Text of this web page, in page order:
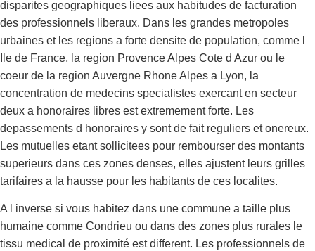
disparites geographiques liees aux habitudes de facturation
des professionnels liberaux. Dans les grandes metropoles
urbaines et les regions a forte densite de population, comme l
Ile de France, la region Provence Alpes Cote d Azur ou le
coeur de la region Auvergne Rhone Alpes a Lyon, la
concentration de medecins specialistes exercant en secteur
deux a honoraires libres est extremement forte. Les
depassements d honoraires y sont de fait reguliers et onereux.
Les mutuelles etant sollicitees pour rembourser des montants
superieurs dans ces zones denses, elles ajustent leurs grilles
tarifaires a la hausse pour les habitants de ces localites.
A l inverse si vous habitez dans une commune a taille plus
humaine comme Condrieu ou dans des zones plus rurales le
tissu medical de proximité est different. Les professionnels de